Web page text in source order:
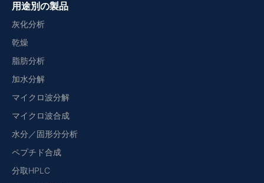
用途別の製品
灰化分析
乾燥
脂肪分析
加水分解
マイクロ波分解
マイクロ波合成
水分／固形分分析
ペプチド合成
分取HPLC